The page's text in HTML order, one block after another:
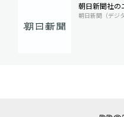
朝日新聞社の
朝日新聞（デジ